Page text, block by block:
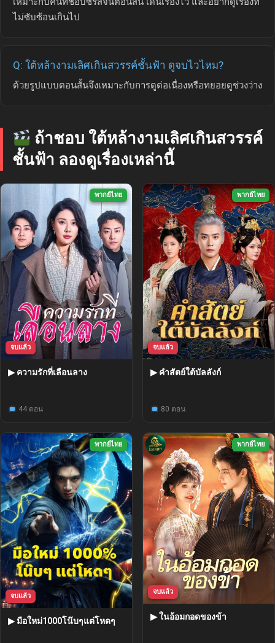
ไม่ซับซ้อนเกินไป
Q: ใต้หล้างามเลิศเกินสวรรค์ชั้นฟ้า ดูจบไวไหม?
ด้วยรูปแบบตอนสั้นจึงเหมาะกับการดูต่อเนื่องหรือทยอยดูช่วงว่าง
ถ้าชอบ ใต้หล้างามเลิศเกินสวรรค์
ชั้นฟ้า ลองดูเรื่องเหล่านี้
พากย์ไทย
จบแล้ว
▶ ความรักที่เลือนลาง
44 ตอน
พากย์ไทย
จบแล้ว
▶ คำสัตย์ใต้บัลลังก์
80 ตอน
พากย์ไทย
จบแล้ว
▶ มือใหม่1000โน๊บๆแต่โหดๆ
พากย์ไทย
จบแล้ว
▶ ในอ้อมกอดของข้า